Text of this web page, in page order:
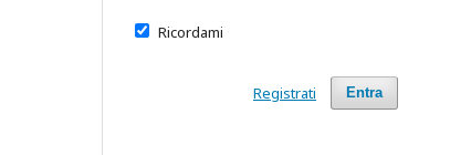
Ricordami
Entra
Registrati